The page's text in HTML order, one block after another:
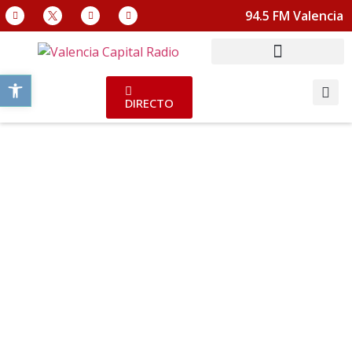
Abrir barra de herramientas
94.5 FM Valencia
DIRECTO